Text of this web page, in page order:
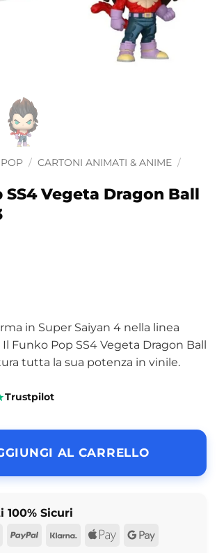
/ CARTONI ANIMATI & ANIME /
SS4 Vegeta Dragon Ball
in Super Saiyan 4 nella linea
Il Funko Pop SS4 Vegeta Dragon Ball
tutta la sua potenza in vinile.
Trustpilot
AL CARRELLO
100% Sicuri
MasterCard
PayPalKlarna Apple Google